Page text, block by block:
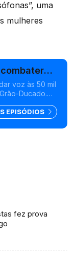
uma
mulheres
voz às 50 mil
Ducado.
mais
Gaspar Dias
EPISÓDIOS
fez prova